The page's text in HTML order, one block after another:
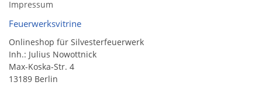
Impressum
Feuerwerksvitrine
Onlineshop für Silvesterfeuerwerk
Inh.: Julius Nowottnick
Max-Koska-Str. 4
13189 Berlin